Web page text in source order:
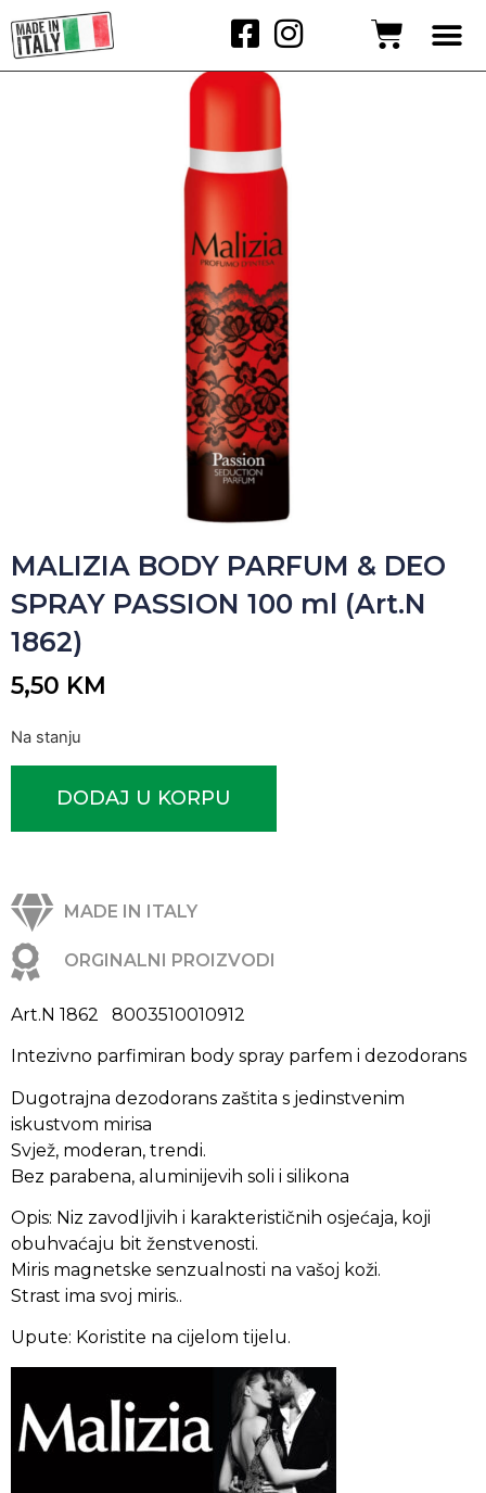
MALIZIA BODY PARFUM & DEO
SPRAY PASSION 100 ml (Art.N
1862)
5,50 KM
Na stanju
DODAJ U KORPU
MADE IN ITALY
ORGINALNI PROIZVODI
Art.N 1862 8003510010912
Intezivno parfimiran body spray parfem i dezodorans
Dugotrajna dezodorans zaštita s jedinstvenim
iskustvom mirisa
Svjež, moderan, trendi.
Bez parabena, aluminijevih soli i silikona
Opis: Niz zavodljivih i karakterističnih osjećaja, koji
obuhvaćaju bit ženstvenosti.
Miris magnetske senzualnosti na vašoj koži.
Strast ima svoj miris..
Upute: Koristite na cijelom tijelu.